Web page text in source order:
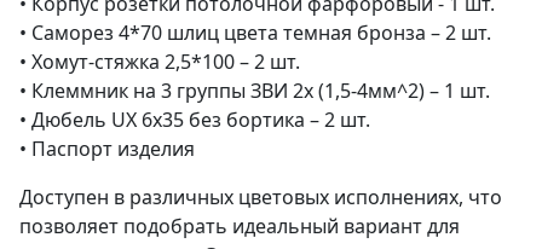
• Саморез 4*70 шлиц цвета темная бронза – 2 шт.
• Хомут-стяжка 2,5*100 – 2 шт.
• Клеммник на 3 группы ЗВИ 2х (1,5-4мм^2) – 1 шт.
• Дюбель UX 6х35 без бортика – 2 шт.
• Паспорт изделия
Доступен в различных цветовых исполнениях, что
позволяет подобрать идеальный вариант для